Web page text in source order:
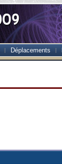
Déplacements